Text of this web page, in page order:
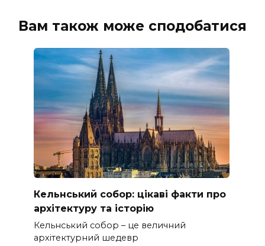
Вам також може сподобатися
Кельнський собор: цікаві факти про
архітектуру та історію
Кельнський собор – це величний
архітектурний шедевр